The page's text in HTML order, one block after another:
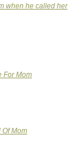
when he called her
For Mom
Of Mom